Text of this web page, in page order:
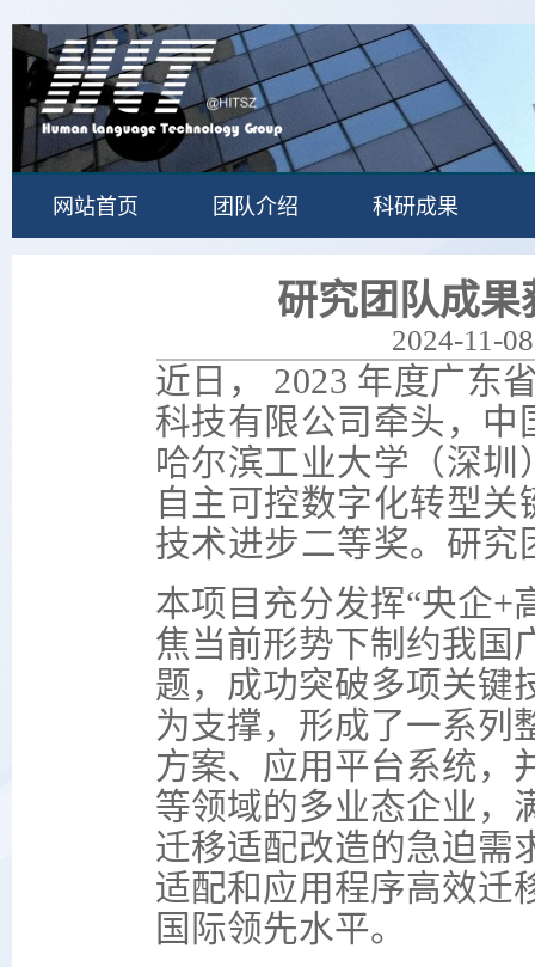
网站首页 团队介绍 科研成果
研究团队成
2024-11-
近日， 2023 年度广东
科技有限公司牵头，
哈尔滨工业大学（深
自主可控数字化转型
技术进步二等奖。研
本项目充分发挥“央企+
焦当前形势下制约我国
题，成功突破多项关键
为支撑，形成了一系列
方案、应用平台系统，
等领域的多业态企业，
迁移适配改造的急迫需
适配和应用程序高效迁
国际领先水平。